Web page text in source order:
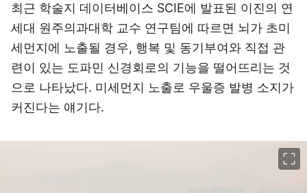
최근 학술지 데이터베이스 SCIE에 발표된 이진의 연
세대 원주의과대학 교수 연구팀에 따르면 뇌가 초미
세먼지에 노출될 경우, 행복 및 동기부여와 직접 관
련이 있는 도파민 신경회로의 기능을 떨어뜨리는 것
으로 나타났다. 미세먼지 노출로 우울증 발병 소지가
커진다는 얘기다.